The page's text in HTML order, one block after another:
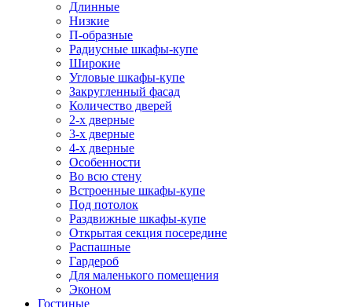
Длинные
Низкие
П-образные
Радиусные шкафы-купе
Широкие
Угловые шкафы-купе
Закругленный фасад
Количество дверей
2-х дверные
3-х дверные
4-х дверные
Особенности
Во всю стену
Встроенные шкафы-купе
Под потолок
Раздвижные шкафы-купе
Открытая секция посередине
Распашные
Гардероб
Для маленького помещения
Эконом
Гостиные